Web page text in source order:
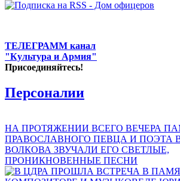
ТЕЛЕГРАММ канал
"Культура и Армия"
Присоединяйтесь!
Персоналии
НА ПРОТЯЖЕНИИ ВСЕГО ВЕЧЕРА
ПРАВОСЛАВНОГО ПЕВЦА И ПОЭТА
ВОЛКОВА ЗВУЧАЛИ ЕГО СВЕТЛЫЕ,
ПРОНИКНОВЕННЫЕ ПЕСНИ